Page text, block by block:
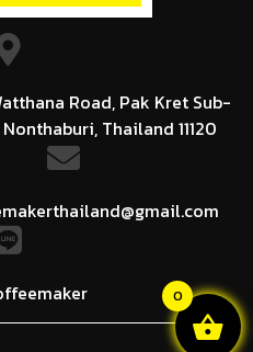
Road, Pak Kret Sub-
Thailand 11120
0